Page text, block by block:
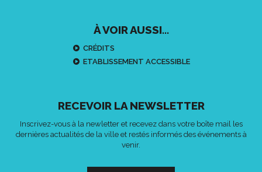
À VOIR AUSSI...
CRÉDITS
ETABLISSEMENT ACCESSIBLE
RECEVOIR LA NEWSLETTER
Inscrivez-vous à la newletter et recevez dans votre boîte mail les
dernières actualités de la ville et restés informés des événements à
venir.